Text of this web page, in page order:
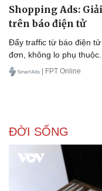
Thông tin doanh nghiệp
Doanh nghiệp 24h
Doanh nhân
Vì cộng đồng
Shopping Ads:
trên báo điện tử
Đẩy traffic từ báo điện
đơn, không lo phụ thuộc.
| FPT Online
ĐỜI SỐNG